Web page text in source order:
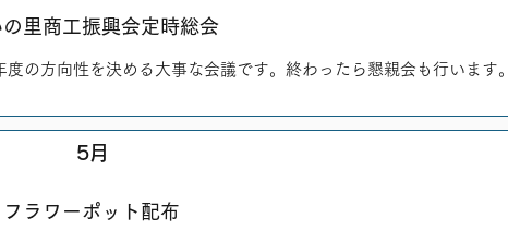
の里商工振興会定時総会
の方向性を決める大事な会議です。終わったら懇親会も行います。
5月
フラワーポット配布